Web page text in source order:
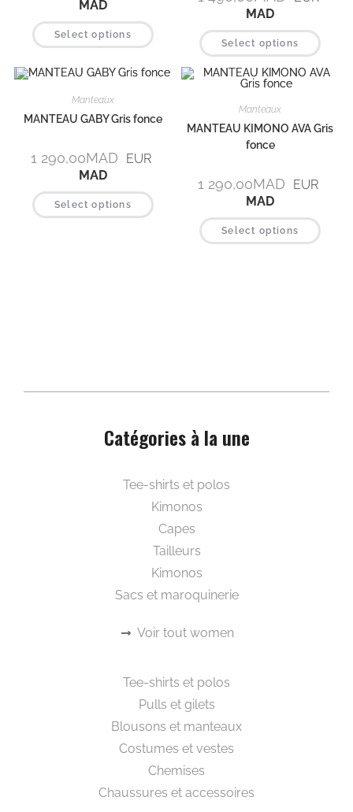
MAD
Select options
MAD
Select options
Manteaux
MANTEAU GABY Gris fonce
1 290,00MAD
EUR
MAD
Select options
Manteaux
MANTEAU KIMONO AVA Gris
fonce
1 290,00MAD
EUR
MAD
Select options
Catégories à la une
Tee-shirts et polos
Kimonos
Capes
Tailleurs
Kimonos
Sacs et maroquinerie
Voir tout women
Tee-shirts et polos
Pulls et gilets
Blousons et manteaux
Costumes et vestes
Chemises
Chaussures et accessoires